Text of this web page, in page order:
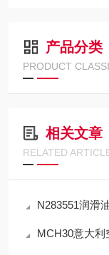
产品分类
PRODUCT
相关文章
RELATED
N283551润滑
MCH30意大